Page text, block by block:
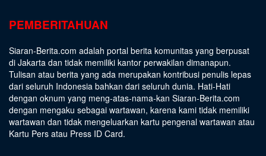
PEMBERITAHUAN
Siaran-Berita.com adalah portal berita komunitas yang berpusat
di Jakarta dan tidak memiliki kantor perwakilan dimanapun.
Tulisan atau berita yang ada merupakan kontribusi penulis lepas
dari seluruh Indonesia bahkan dari seluruh dunia. Hati-Hati
dengan oknum yang meng-atas-nama-kan Siaran-Berita.com
dengan mengaku sebagai wartawan, karena kami tidak memiliki
wartawan dan tidak mengeluarkan kartu pengenal wartawan atau
Kartu Pers atau Press ID Card.